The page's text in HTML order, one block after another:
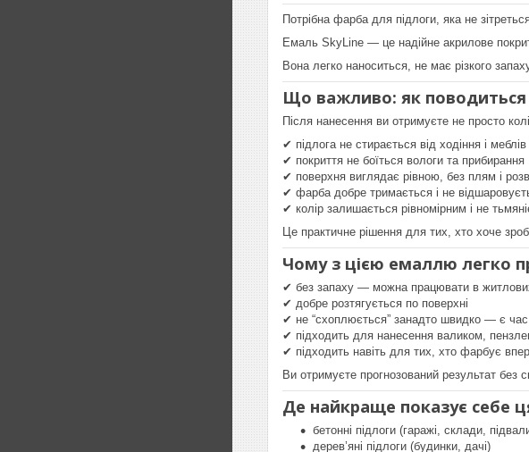
Потрібна фарба для підлоги, яка не
Емаль SkyLine — це надійне акрилове
Вона легко наноситься, не має різкого
Що важливо: як поводиться
Після нанесення ви отримуєте не просто
✔ підлога не стирається від ходіння і меблів
✔ покриття не боїться вологи та прибирання
✔ поверхня виглядає рівною, без плям і
✔ фарба добре тримається і не
✔ колір залишається рівномірним і не
Це практичне рішення для тих, хто хоче
Чому з цією емаллю легко
✔ без запаху — можна працювати в
✔ добре розтягується по поверхні
✔ не “схоплюється” занадто швидко — є час
✔ підходить для нанесення валиком,
✔ підходить навіть для тих, хто фарбує
Ви отримуєте прогнозований результат без
Де найкраще показує себе
бетонні підлоги (гаражі, склади,
дерев’яні підлоги (будинки, дачі)